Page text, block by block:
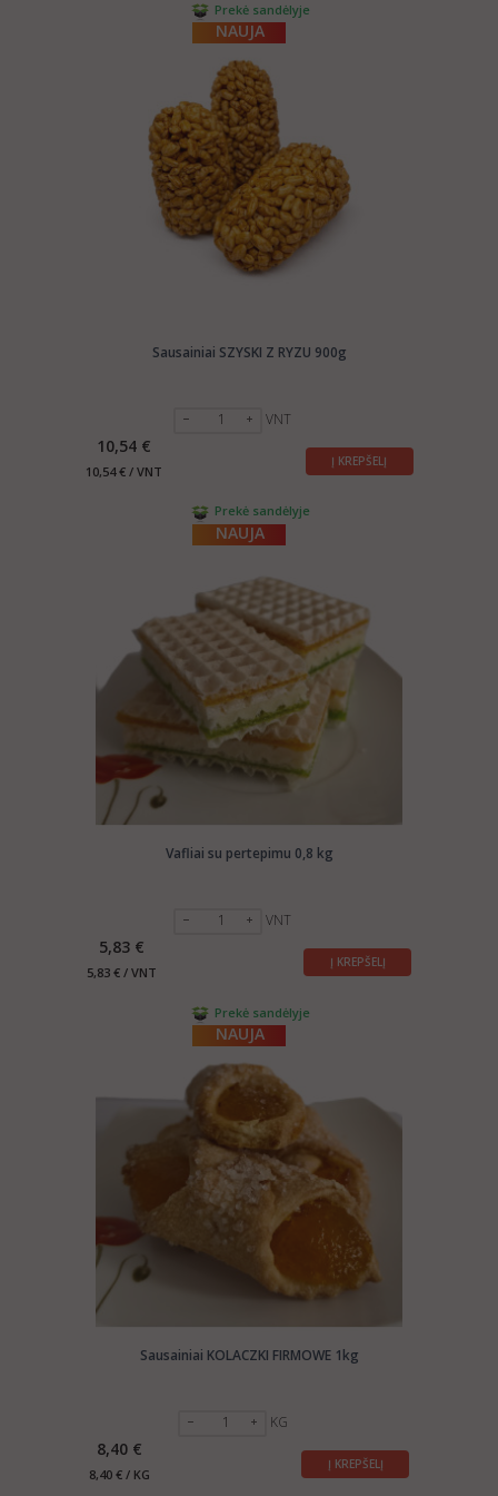
Prekė sandėlyje
NAUJA
Sausainiai SZYSKI Z RYZU 900g
VNT
10,54 €
10,54 € / VNT
Į KREPŠELĮ
Prekė sandėlyje
NAUJA
Vafliai su pertepimu 0,8 kg
VNT
5,83 €
5,83 € / VNT
Į KREPŠELĮ
Prekė sandėlyje
NAUJA
Sausainiai KOLACZKI FIRMOWE 1kg
KG
8,40 €
8,40 € / KG
Į KREPŠELĮ